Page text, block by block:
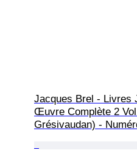
Jacques Brel - Livres
Œuvre Complète 2
Grésivaudan) -